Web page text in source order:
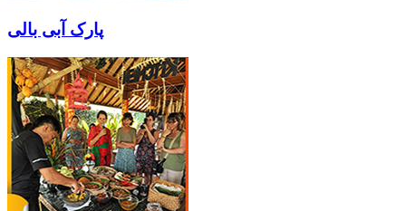
پارک آبی بالی